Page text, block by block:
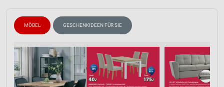
MÖBEL GESCHENKIDEEN FÜR SIE